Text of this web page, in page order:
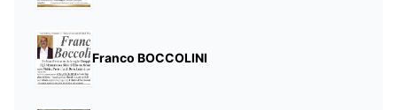
Franco BOCCOLINI